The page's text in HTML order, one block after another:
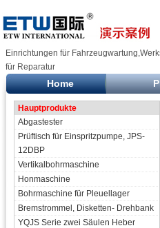
Einrichtungen für
für Reparatur
Home
Hauptprodukte
Abgastester
Prüftisch für Einspritzpumpe, JPS-
12DBP
Vertikalbohrmaschine
Honmaschine
Bohrmaschine für Pleuellager
Bremstrommel, Disketten- Drehbank
YQJS Serie zwei Säulen Heber